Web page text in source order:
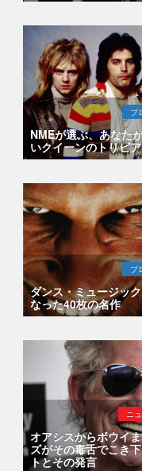
ブ
NMEが選ぶ、あなた
いクイーンのトリビ
ブ
ダンス・ミュージッ
なった40枚の名作
ニ
オアシスからボウイ
ズがその毒舌でこき
トとその発言